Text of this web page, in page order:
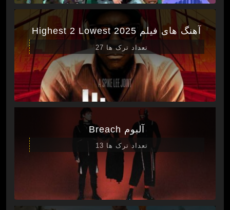
آهنگ های فیلم Highest 2 Lowest 2025
تعداد ترک ها 27
آلبوم Breach
تعداد ترک ها 13